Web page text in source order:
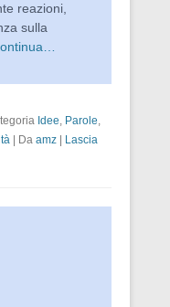
reazioni,
sulla
Idee, Parole,
Da amz
Lascia